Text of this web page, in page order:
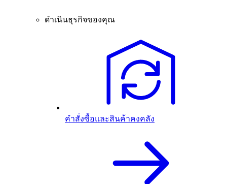
ดำเนินธุรกิจของคุณ
คำสั่งซื้อและสินค้าคงคลัง